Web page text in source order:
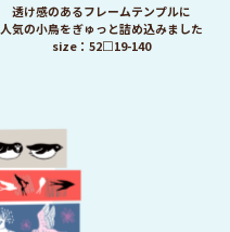
透け感のあるフレームテンプルに
人気の小鳥をぎゅっと詰め込みました
size：52□19-140